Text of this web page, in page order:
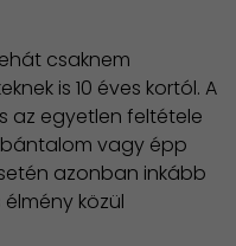
csaknem
is 10 éves kortól. A
az egyetlen feltétele
vagy épp
azonban inkább
közül